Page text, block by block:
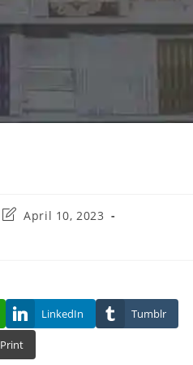
PostApril 10, 2023
LinkedIn Tumblr
Print